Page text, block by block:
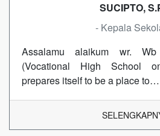
SUCIPTO,
- Kepala
Assalamu alaikum wr.
(Vocational High School
prepares itself to be a place to…